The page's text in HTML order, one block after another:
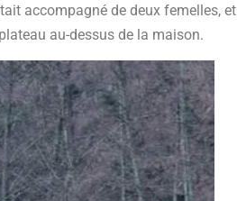
accompagné de deux femelles, et
au-dessus de la maison.